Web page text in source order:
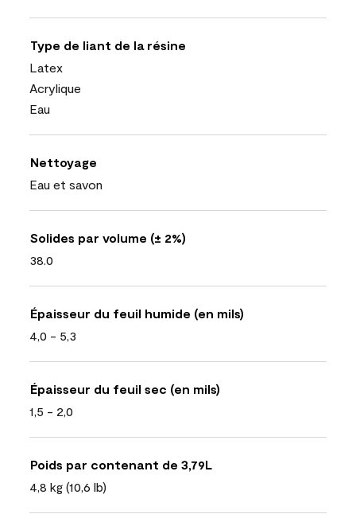
Type de liant de la résine
Latex
Acrylique
Eau
Nettoyage
Eau et savon
Solides par volume (± 2%)
38.0
Épaisseur du feuil humide (en mils)
4,0 - 5,3
Épaisseur du feuil sec (en mils)
1,5 - 2,0
Poids par contenant de 3,79L
4,8 kg (10,6 lb)